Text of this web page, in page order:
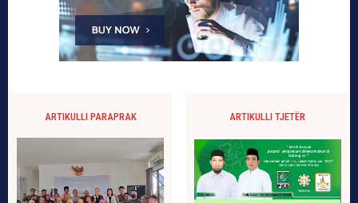
ARTIKULLI PARAPRAK ARTIKULLI TJETËR